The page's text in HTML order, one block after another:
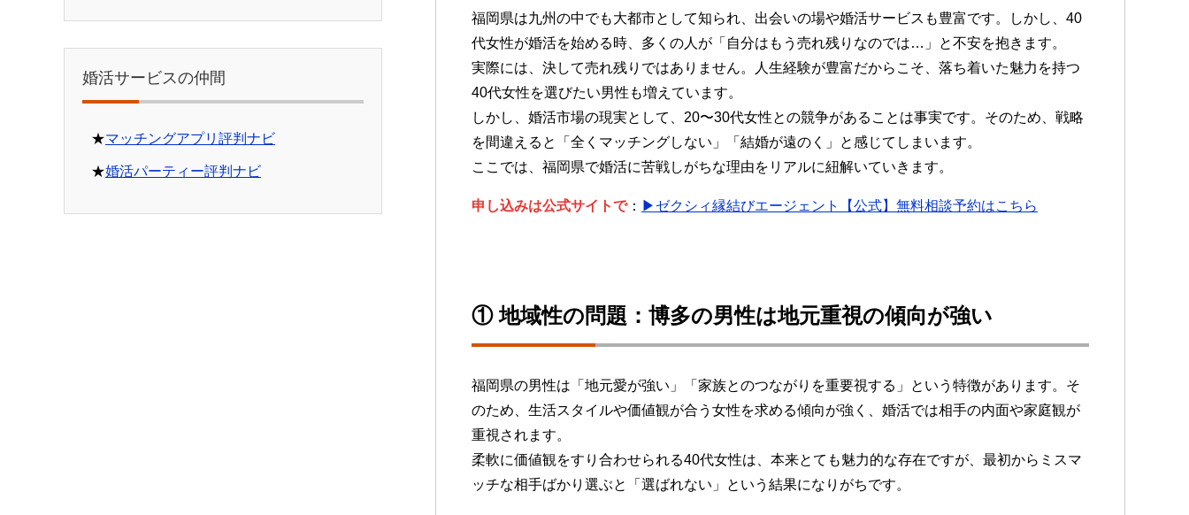
福岡県は九州の中でも大都市として知られ、出会いの場や婚活サービスも豊富です。しかし、40
代女性が婚活を始める時、多くの人が「自分はもう売れ残りなのでは…」と不安を抱きます。
実際には、決して売れ残りではありません。人生経験が豊富だからこそ、落ち着いた魅力を持つ
40代女性を選びたい男性も増えています。
しかし、婚活市場の現実として、20〜30代女性との競争があることは事実です。そのため、戦略
を間違えると「全くマッチングしない」「結婚が遠のく」と感じてしまいます。
ここでは、福岡県で婚活に苦戦しがちな理由をリアルに紐解いていきます。
申し込みは公式サイトで： ▶ゼクシィ縁結びエージェント【公式】無料相談予約はこちら
① 地域性の問題：博多の男性は地元重視の傾向が強い
福岡県の男性は「地元愛が強い」「家族とのつながりを重要視する」という特徴があります。そ
のため、生活スタイルや価値観が合う女性を求める傾向が強く、婚活では相手の内面や家庭観が
重視されます。
柔軟に価値観をすり合わせられる40代女性は、本来とても魅力的な存在ですが、最初からミスマ
ッチな相手ばかり選ぶと「選ばれない」という結果になりがちです。
婚活サービスの仲間
★マッチングアプリ評判ナビ
★婚活パーティー評判ナビ